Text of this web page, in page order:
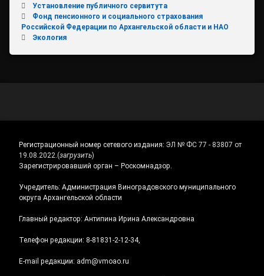
Установление публичного сервитута
Фонд пенсионного и социального страхования
Российской Федерации по Архангельской области и НАО
Экология
Регистрационный номер сетевого издания: ЭЛ № ФС 77 - 83807 от
19.08.2022.(загрузить)
Зарегистрировавший орган – Роскомнадзор.
Учредитель: Администрация Виноградовского муниципального
округа Архангельской области
Главный редактор: Антипина Ирина Александровна
Телефон редакции: 8-81831-2-12-34,
E-mail редакции: adm@vmoao.ru